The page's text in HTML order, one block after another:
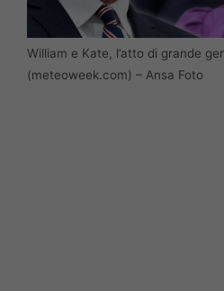
William e Kate, l’atto di grande
(meteoweek.com) – Ansa Foto